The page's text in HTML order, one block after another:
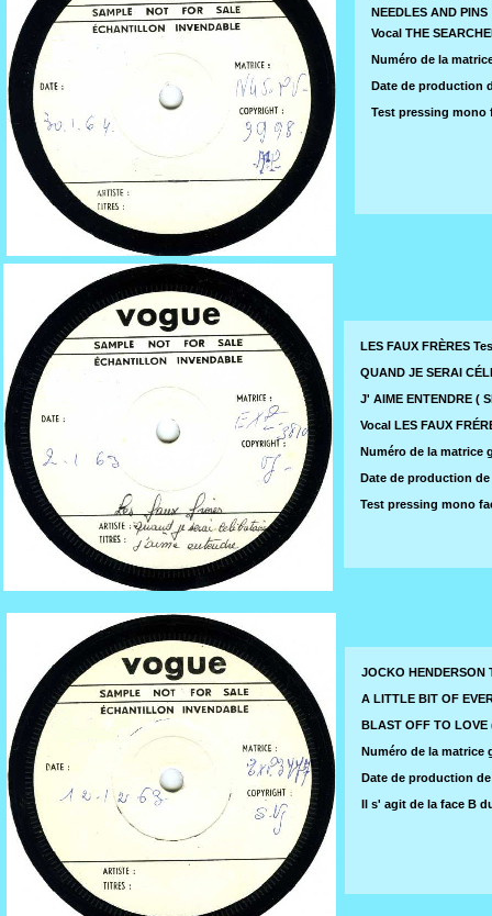
NEEDLES AND
Vocal THE
Numéro de la
Date de production
Test pressing mono
LES FAUX FRÈRES
QUAND JE SERAI
J' AIME ENTENDRE (
Vocal LES FAUX
Numéro de la matrice
Date de production
Test pressing mono
JOCKO HENDERSON
A LITTLE BIT OF
BLAST OFF TO
Numéro de la matrice
Date de production
Il s' agit de la face B